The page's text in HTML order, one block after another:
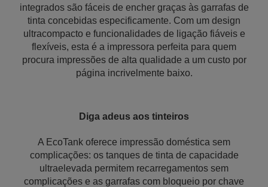
integrados são fáceis de encher graças às garrafas de
tinta concebidas especificamente. Com um design
ultracompacto e funcionalidades de ligação fiáveis e
flexíveis, esta é a impressora perfeita para quem
procura impressões de alta qualidade a um custo por
página incrivelmente baixo.
Diga adeus aos tinteiros
A EcoTank oferece impressão doméstica sem
complicações: os tanques de tinta de capacidade
ultraelevada permitem recarregamentos sem
complicações e as garrafas com bloqueio por chave